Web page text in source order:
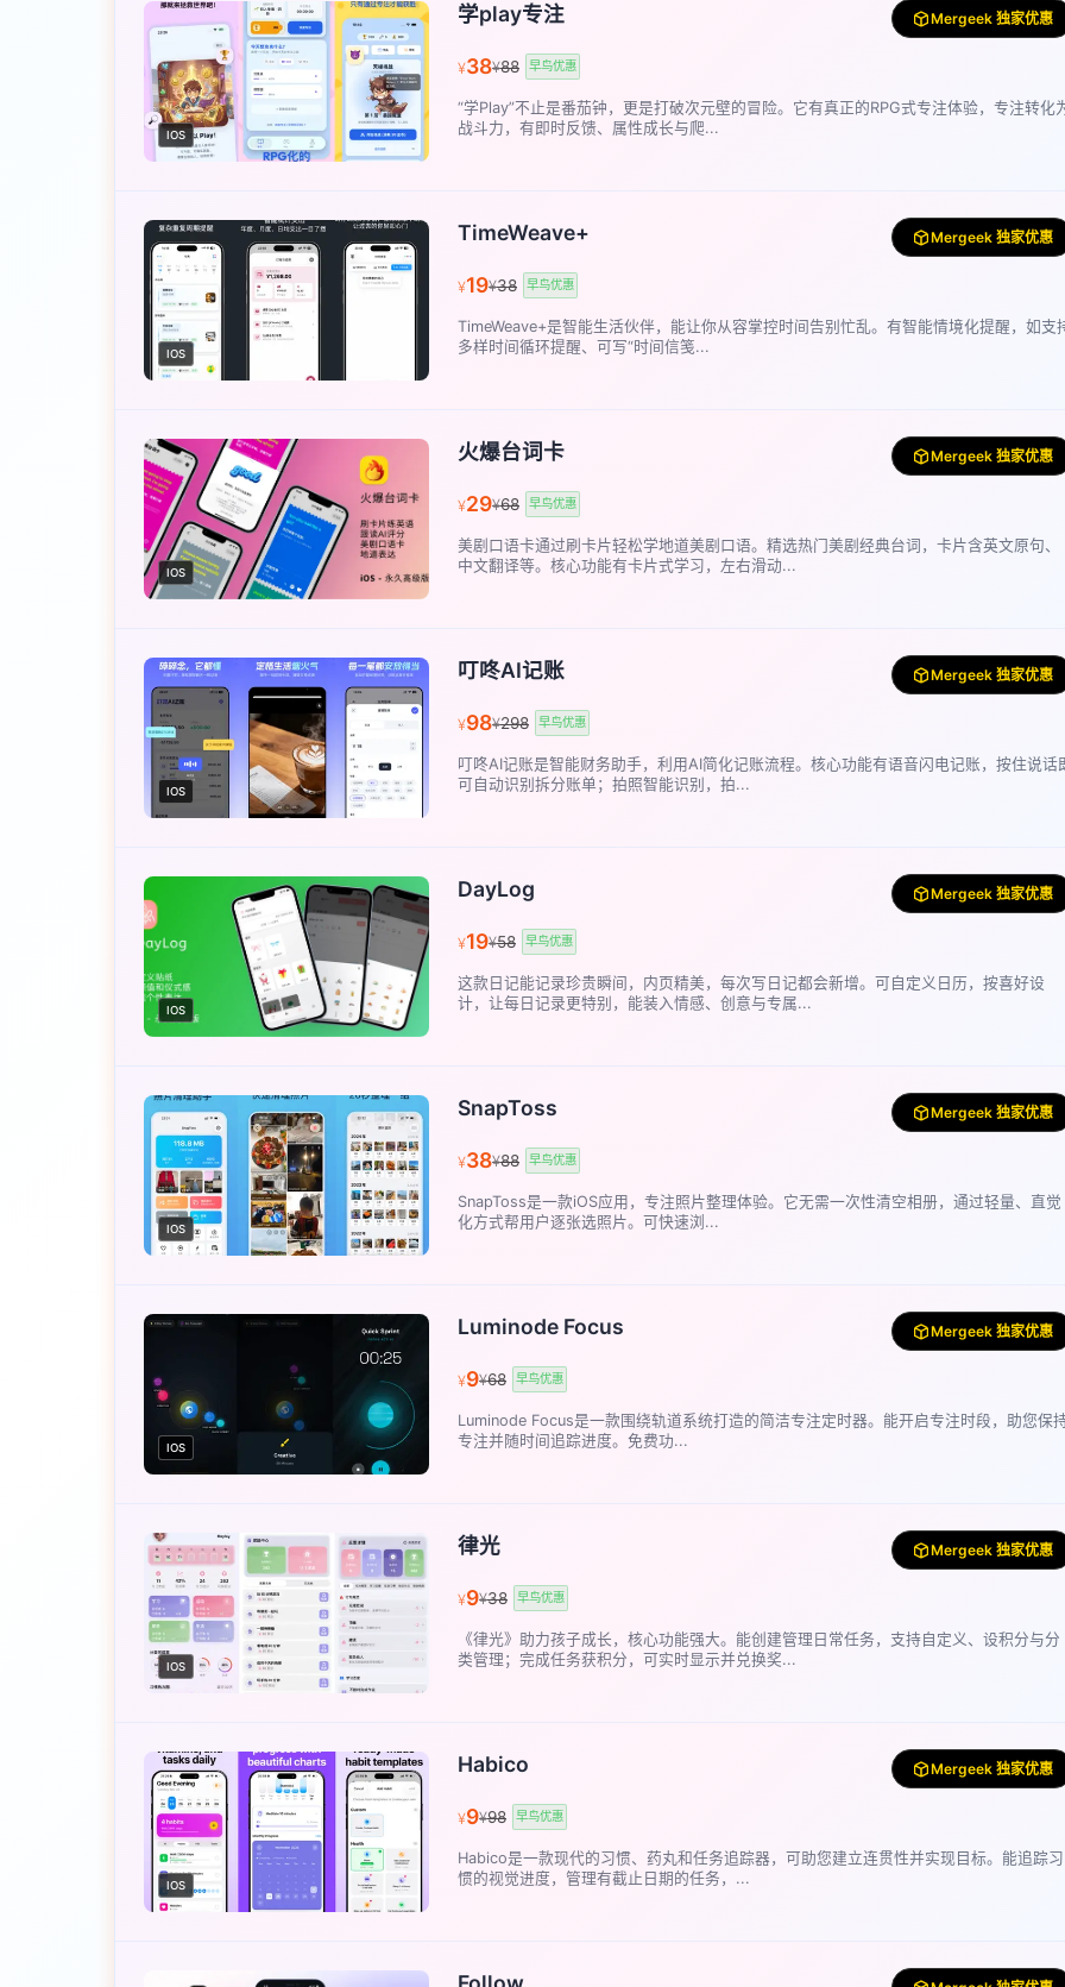
IOS
学play专注 Mergeek 独家优惠
¥38¥88 早鸟优惠
“学Play”不止是番茄钟，更是打破次元壁的冒险。它有真正的RPG式专注体验，专注转化
战斗力，有即时反馈、属性成长与爬...
IOS
TimeWeave+ Mergeek 独家优惠
¥19¥38 早鸟优惠
TimeWeave+是智能生活伙伴，能让你从容掌控时间告别忙乱。有智能情境化提醒，如支
多样时间循环提醒、可写“时间信笺...
IOS
火爆台词卡 Mergeek 独家优惠
¥29¥68 早鸟优惠
美剧口语卡通过刷卡片轻松学地道美剧口语。精选热门美剧经典台词，卡片含英文原句、
中文翻译等。核心功能有卡片式学习，左右滑动...
IOS
叮咚AI记账 Mergeek 独家优惠
¥98¥298 早鸟优惠
叮咚AI记账是智能财务助手，利用AI简化记账流程。核心功能有语音闪电记账，按住说话
可自动识别拆分账单；拍照智能识别，拍...
IOS
DayLog Mergeek 独家优惠
¥19¥58 早鸟优惠
这款日记能记录珍贵瞬间，内页精美，每次写日记都会新增。可自定义日历，按喜好设
计，让每日记录更特别，能装入情感、创意与专属...
IOS
SnapToss Mergeek 独家优惠
¥38¥88 早鸟优惠
SnapToss是一款iOS应用，专注照片整理体验。它无需一次性清空相册，通过轻量、直觉
化方式帮用户逐张选照片。可快速浏...
IOS
Luminode Focus Mergeek 独家优惠
¥9¥68 早鸟优惠
Luminode Focus是一款围绕轨道系统打造的简洁专注定时器。能开启专注时段，助您保
专注并随时间追踪进度。免费功...
IOS
律光 Mergeek 独家优惠
¥9¥38 早鸟优惠
《律光》助力孩子成长，核心功能强大。能创建管理日常任务，支持自定义、设积分与分
类管理；完成任务获积分，可实时显示并兑换奖...
IOS
Habico Mergeek 独家优惠
¥9¥98 早鸟优惠
Habico是一款现代的习惯、药丸和任务追踪器，可助您建立连贯性并实现目标。能追踪习
惯的视觉进度，管理有截止日期的任务，...